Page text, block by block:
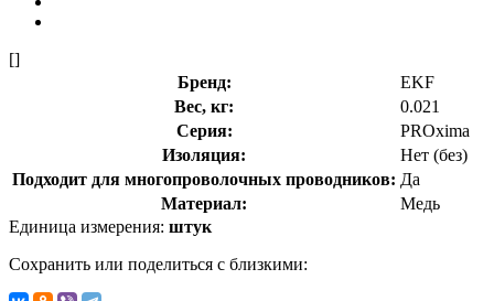
[]
Бренд:
EKF
Вес, кг:
0.021
Серия:
PROxima
Изоляция:
Нет (без)
Подходит для многопроволочных проводников: Да
Материал:
Медь
Единица измерения: штук
Сохранить или поделиться с близкими: